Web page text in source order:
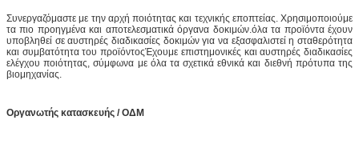
Συνεργαζόμαστε με την αρχή ποιότητας και τεχνικής εποπτείας. Χρησιμοποιούμε
τα πιο προηγμένα και αποτελεσματικά όργανα δοκιμών.όλα τα προϊόντα έχουν
υποβληθεί σε αυστηρές διαδικασίες δοκιμών για να εξασφαλιστεί η σταθερότητα
και συμβατότητα του προϊόντοςΈχουμε επιστημονικές και αυστηρές διαδικασίες
ελέγχου ποιότητας, σύμφωνα με όλα τα σχετικά εθνικά και διεθνή πρότυπα της
βιομηχανίας.
Οργανωτής κατασκευής / ΟΔΜ